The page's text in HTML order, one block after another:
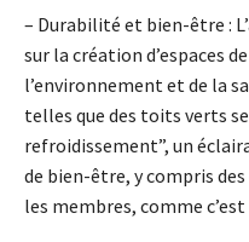
– Durabilité et bien-être :
sur la création d’espaces
l’environnement et de la
telles que des toits verts
refroidissement”, un
de bien-être, y compris
les membres, comme c’est